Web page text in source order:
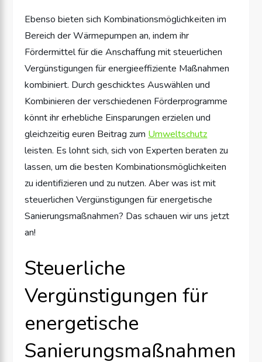
Ebenso bieten sich Kombinationsmöglichkeiten im
Bereich der Wärmepumpen an, indem ihr
Fördermittel für die Anschaffung mit steuerlichen
Vergünstigungen für energieeffiziente Maßnahmen
kombiniert. Durch geschicktes Auswählen und
Kombinieren der verschiedenen Förderprogramme
könnt ihr erhebliche Einsparungen erzielen und
gleichzeitig euren Beitrag zum Umweltschutz
leisten. Es lohnt sich, sich von Experten beraten zu
lassen, um die besten Kombinationsmöglichkeiten
zu identifizieren und zu nutzen. Aber was ist mit
steuerlichen Vergünstigungen für energetische
Sanierungsmaßnahmen? Das schauen wir uns jetzt
an!
Steuerliche
Vergünstigungen für
energetische
Sanierungsmaßnahmen